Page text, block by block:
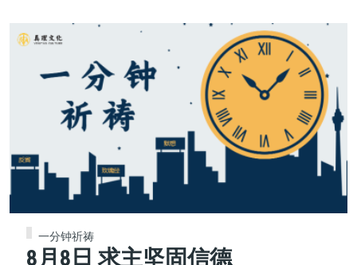
一分钟祈祷
8月8日 求主坚固信德